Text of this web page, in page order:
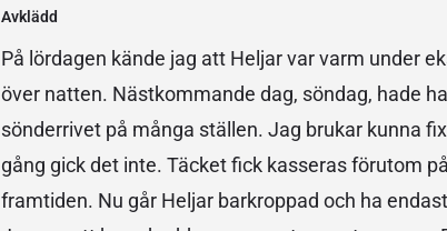
Avklädd
På lördagen kände jag att Heljar var varm under
över natten. Nästkommande dag, söndag, hade
sönderrivet på många ställen. Jag brukar kunna
gång gick det inte. Täcket fick kasseras förutom
framtiden. Nu går Heljar barkroppad och ha